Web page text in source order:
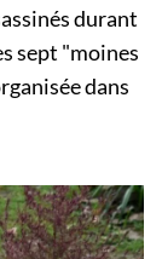
durant
sept "moines
dans